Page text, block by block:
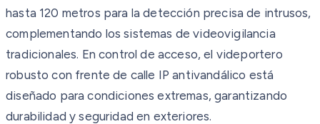
hasta 120 metros para la detección precisa de intrusos,
complementando los sistemas de videovigilancia
tradicionales. En control de acceso, el videportero
robusto con frente de calle IP antivandálico está
diseñado para condiciones extremas, garantizando
durabilidad y seguridad en exteriores.